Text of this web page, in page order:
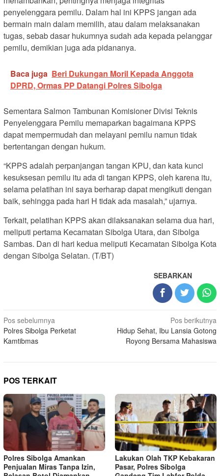
penyelenggara pemilu. Dalam hal ini KPPS jangan ada
bermain main dalam memilih, atau dalam melaksanakan
tugas, sebab dasar hukumnya sudah ada kepada pelanggar
pemilu, demikian juga ada pidananya.
Baca juga Beri Dukungan Moril Kepada Anggota
DPRD, Ormas PP Datangi Polres Sibolga
Sementara Salmon Tambunan Komisioner Divisi Teknis
Penyelenggara Pemilu memaparkan bagaimana KPPS
dapat mempermudah dan melayani pemilu namun tidak
bertentangan dengan hukum.
“KPPS adalah perpanjangan tangan KPU, dan kata kunci
kesuksesan pemilu itu ada di tangan KPPS, oleh karena itu,
selama pelatihan ini saya berharap dapat mengikuti dengan
baik, sehingga pada hari H tidak ada masalah,” ujarnya.
Terkait, pelatihan KPPS akan dilaksanakan selama dua hari,
meliputi pertama Kecamatan Sibolga Utara, dan Sibolga
Sambas. Dan di hari kedua meliputi Kecamatan Sibolga Kota
dengan Sibolga Selatan. (T/BT)
SEBARKAN
Navigasi
pos
Pos sebelumnya
Polres Sibolga Perketat
Kamtibmas
Pos berikutnya
Hidup Sehat, Ibu Lansia Gotong
Royong Bersama Mahasiswa
POS TERKAIT
Polres Sibolga Amankan
Penjualan Miras Tanpa Izin,
Lakukan Olah TKP Kebakaran
Pasar, Polres Sibolga